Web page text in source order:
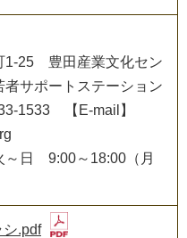
1-25 豊田産業文化セン
サポートステーション
1533 【E-mail】
～日 9:00～18:00（月
シ.pdf